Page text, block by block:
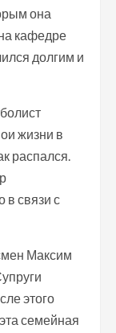
она
кафедре
долгим и
жизни в
распался.
в связи с
Максим
этого
семейная